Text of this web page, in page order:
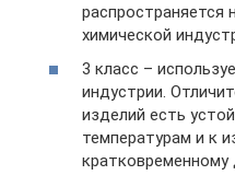
распространяется
химической
3 класс –
индустрии.
изделий есть
температурам и к
кратковременному